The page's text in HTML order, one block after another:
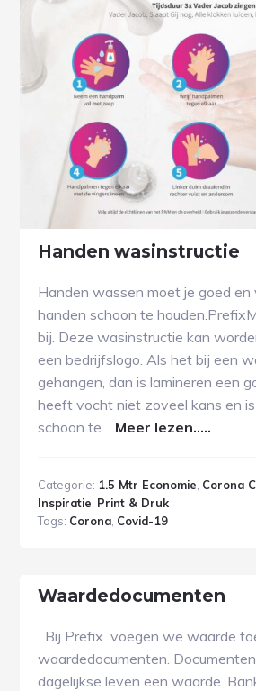
Handen wasinstructie
Handen wassen moet je goed en
handen schoon te
bij. Deze wasinstructie kan
een bedrijfslogo. Als het bij een
gehangen, dan is lamineren een
heeft vocht niet zoveel kans en
schoon te … Meer lezen.....
Categorie: 1.5 Mtr Economie Corona
Inspiratie Print & Druk
Tags: Corona Covid-19
Waardedocumenten
Bij Prefix voegen we waarde
waardedocumenten.
dagelijkse leven een waarde.